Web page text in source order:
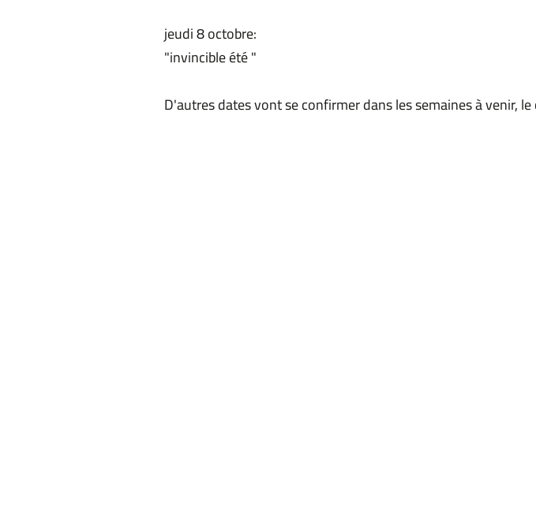
jeudi 8 octobre:
"invincible été "
​D'autres dates vont se confirmer dans les semaines à venir,